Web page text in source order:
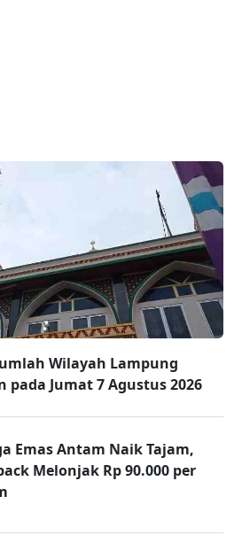
Wilayah Lampung
Jumat 7 Agustus 2026
Emas Antam Naik Tajam,
Melonjak Rp 90.000 per